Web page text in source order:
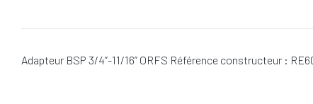
Adapteur BSP 3/4”-11/16” ORFS Référence constructeur :